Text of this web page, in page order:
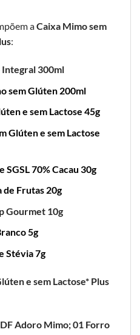
aCaixa Mimo sem
:
Integral 300ml
sem Glúten 200ml
e sem Lactose 45g
Glúten e sem Lactose
70% Cacau 30g
de Frutas 20g
Gourmet 10g
5g
Stévia 7g
e sem Lactose* Plus
Adoro Mimo; 01 Forro